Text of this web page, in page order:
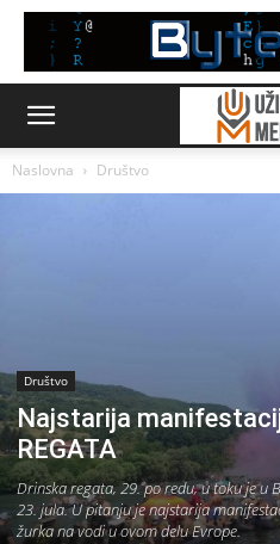
Naslovna Društvo
Društvo
Najstarija
REGATA
Drinska regata, 29. po redu, u toku je u
23. jula. U pitanju je najstarija
žurka na vodi u ovom delu Evrope.